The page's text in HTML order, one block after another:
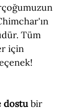
Tüm
için
dostu bir